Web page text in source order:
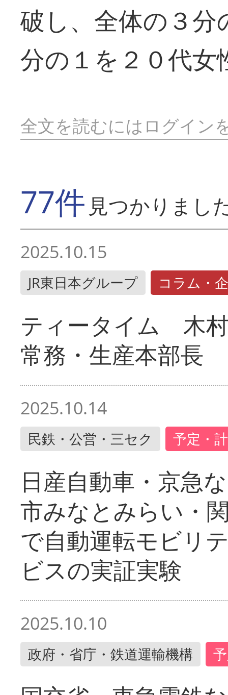
破し、全体の３分
分の１を２０代女
全文を読むにはログイン
77件 見つかりまし
2025.10.15
JR東日本グループ コラム・
ティータイム 木
常務・生産本部長
2025.10.14
民鉄・公営・三セク 予定・
日産自動車・京急
市みなとみらい・
で自動運転モビリ
ビスの実証実験
2025.10.10
政府・省庁・鉄道運輸機構